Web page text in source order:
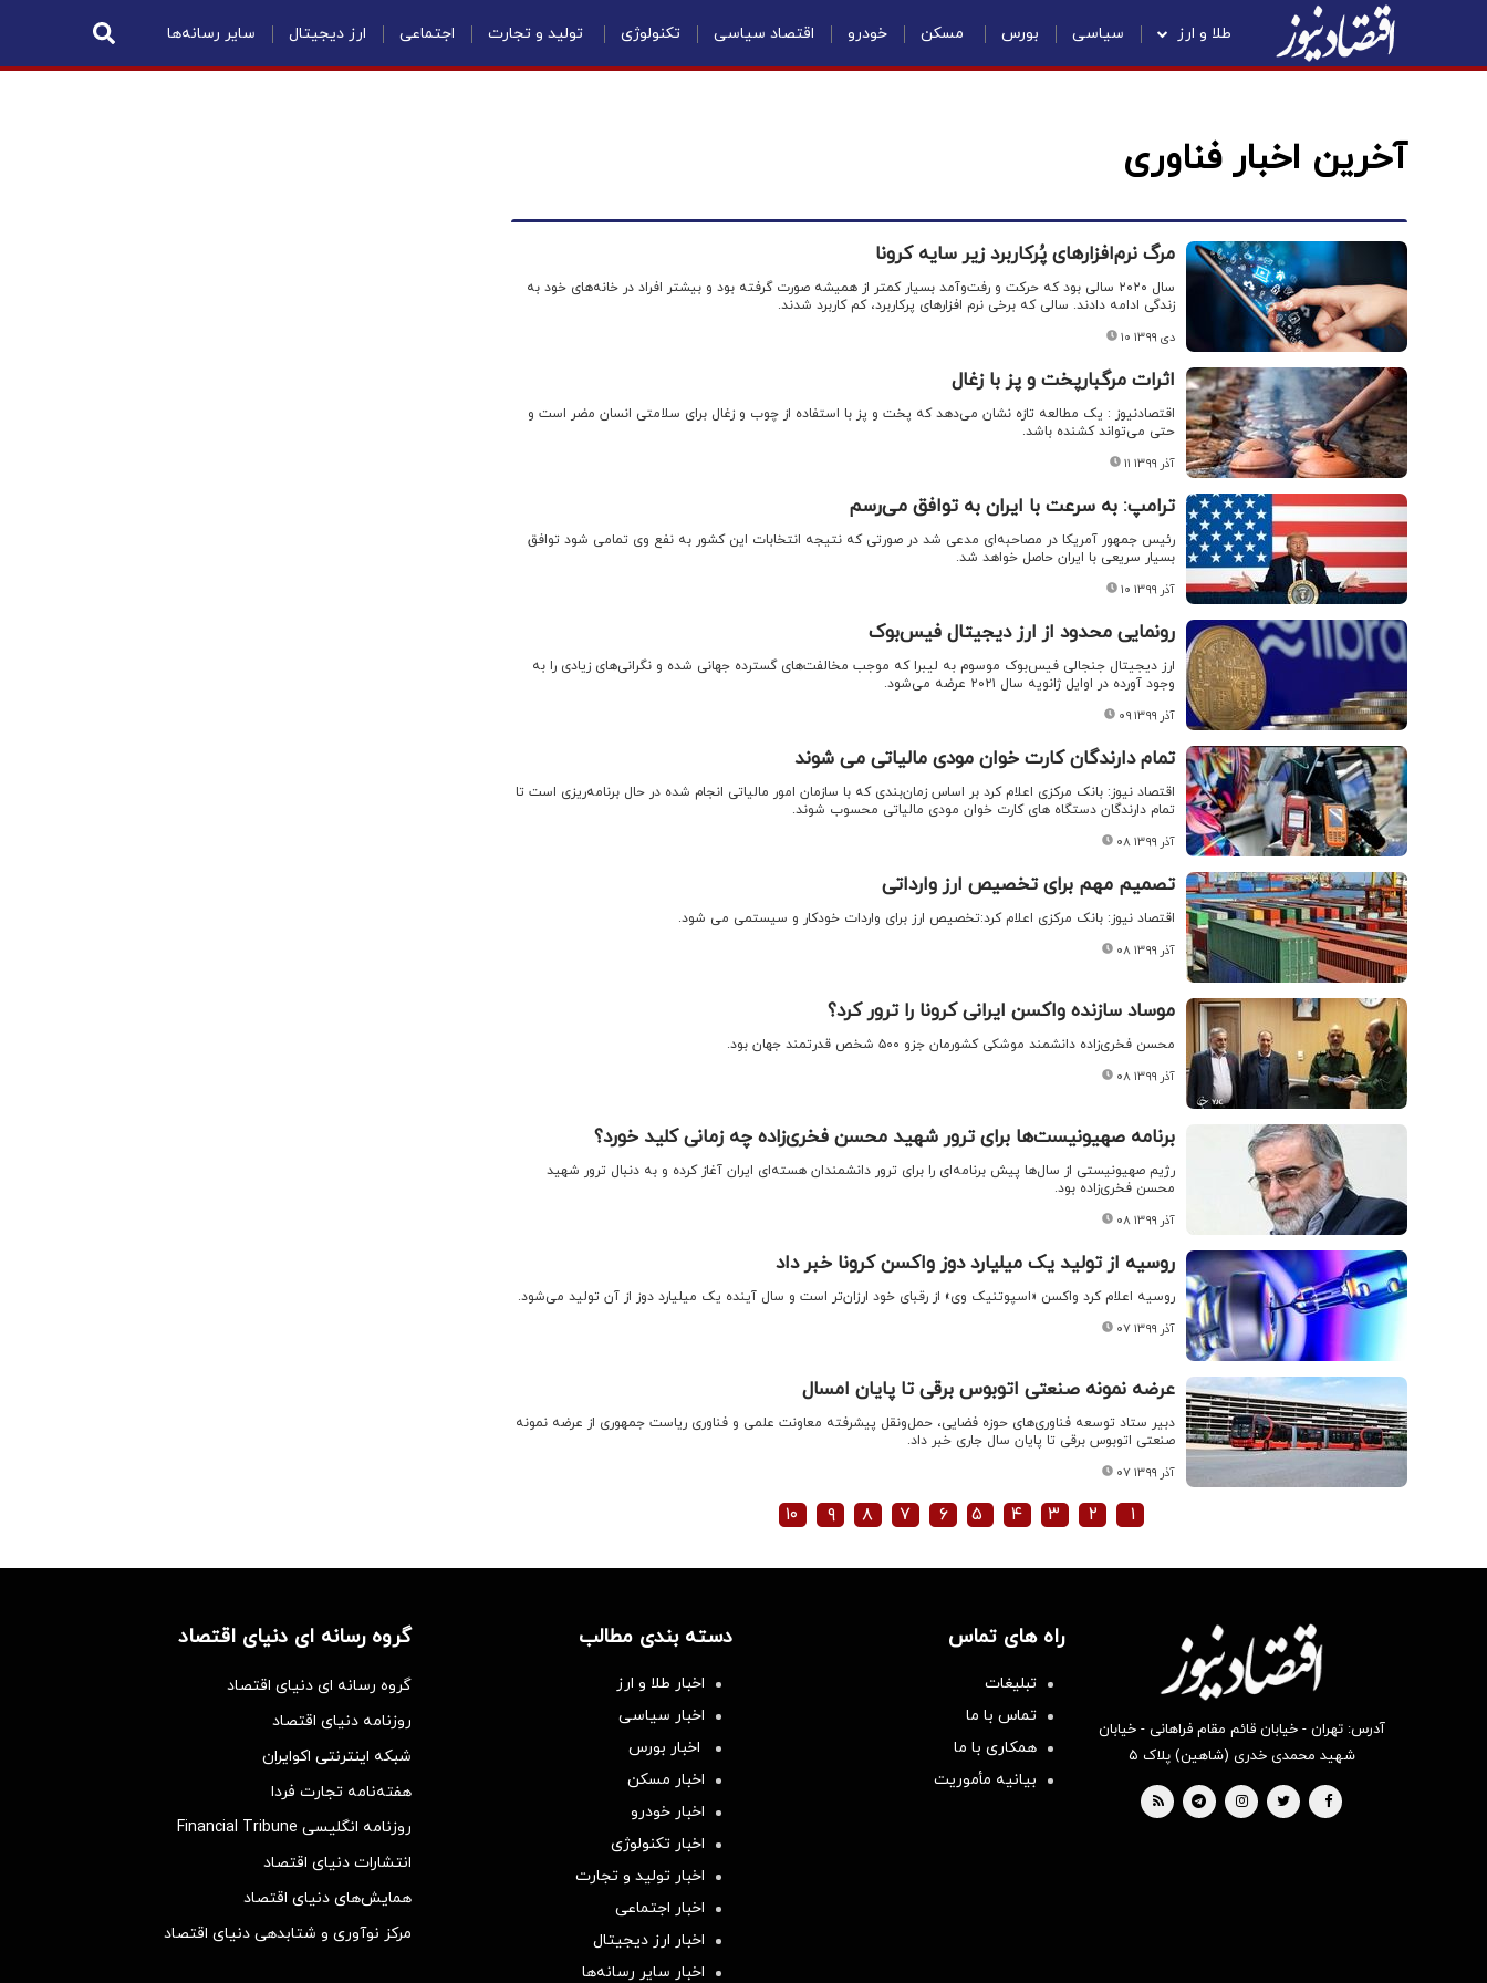
طلا و ارز سیاسی بورس مسکن خودرو اقتصاد سیاسی تکنولوژی تولید و تجارت اجتماعی ارز دیجیتال سایر رسانه‌ها
آخرین اخبار فناوری
مرگ نرم‌افزارهای پُرکاربرد زیر سایه کرونا
سال ۲۰۲۰ سالی بود که حرکت و رفت‌و‌آمد بسیار کمتر از همیشه صورت گرفته بود و بیشتر افراد در خانه‌های خود به
زندگی ادامه دادند. سالی که برخی نرم افزارهای پرکاربرد، کم کاربرد شدند.
۱۰ دی ۱۳۹۹
اثرات مرگبارپخت و پز با زغال
اقتصادنیوز : یک مطالعه تازه نشان می‌دهد که پخت و پز با استفاده از چوب و زغال برای سلامتی انسان مضر است و
حتی می‌تواند کشنده باشد.
۱۱ آذر ۱۳۹۹
ترامپ: به سرعت با ایران به توافق می‌رسم
رئیس جمهور آمریکا در مصاحبه‌ای مدعی شد در صورتی که نتیجه انتخابات این کشور به نفع وی تمامی شود توافق
بسیار سریعی با ایران حاصل خواهد شد.
۱۰ آذر ۱۳۹۹
رونمایی محدود از ارز دیجیتال فیس‌بوک
ارز دیجیتال جنجالی فیس‌بوک موسوم به لیبرا که موجب مخالفت‌های گسترده جهانی شده و نگرانی‌های زیادی را به
وجود آورده در اوایل ژانویه سال ۲۰۲۱ عرضه می‌شود.
۰۹ آذر ۱۳۹۹
تمام دارندگان کارت خوان مودی مالیاتی می شوند
اقتصاد نیوز: بانک مرکزی اعلام کرد بر اساس زمان‌بندی که با سازمان امور مالیاتی انجام شده در حال برنامه‌ریزی است تا
تمام دارندگان دستگاه های کارت خوان مودی مالیاتی محسوب شوند.
۰۸ آذر ۱۳۹۹
تصمیم مهم برای تخصیص ارز وارداتی
اقتصاد نیوز: بانک مرکزی اعلام کرد:تخصیص ارز برای واردات خودکار و سیستمی می شود.
۰۸ آذر ۱۳۹۹
موساد سازنده واکسن ایرانی کرونا را ترور کرد؟
محسن فخری‌زاده دانشمند موشکی کشورمان جزو ۵۰۰ شخص قدرتمند جهان بود.
۰۸ آذر ۱۳۹۹
برنامه صهیونیست‌ها برای ترور شهید محسن فخری‌زاده چه زمانی کلید خورد؟
رژیم صهیونیستی از سال‌ها پیش برنامه‌ای را برای ترور دانشمندان هسته‌ای ایران آغاز کرده و به دنبال ترور شهید
محسن فخری‌زاده بود.
۰۸ آذر ۱۳۹۹
روسیه از تولید یک میلیارد دوز واکسن کرونا خبر داد
روسیه اعلام کرد واکسن «اسپوتنیک وی» از رقبای خود ارزان‌تر است و سال آینده یک میلیارد دوز از آن تولید می‌شود.
۰۷ آذر ۱۳۹۹
عرضه نمونه صنعتی اتوبوس برقی تا پایان امسال
دبیر ستاد توسعه فناوری‌های حوزه فضایی، حمل‌ونقل پیشرفته معاونت علمی و فناوری ریاست جمهوری از عرضه نمونه
صنعتی اتوبوس برقی تا پایان سال جاری خبر داد.
۰۷ آذر ۱۳۹۹
۱ ۲ ۳ ۴ ۵ ۶ ۷ ۸ ۹ ۱۰
آدرس: تهران - خیابان قائم مقام فراهانی - خیابان
شهید محمدی خدری (شاهین) پلاک ۵
راه های تماس
تبلیغات
تماس با ما
همکاری با ما
بیانیه مأموریت
دسته بندی مطالب
اخبار طلا و ارز
اخبار سیاسی
اخبار بورس
اخبار مسکن
اخبار خودرو
اخبار تکنولوژی
اخبار تولید و تجارت
اخبار اجتماعی
اخبار ارز دیجیتال
اخبار سایر رسانه‌‌ها
گروه رسانه ای دنیای اقتصاد
گروه رسانه ای دنیای اقتصاد
روزنامه دنیای اقتصاد
شبکه اینترنتی اکوایران
هفته‌نامه تجارت فردا
روزنامه انگلیسی Financial Tribune
انتشارات دنیای اقتصاد
همایش‌های دنیای اقتصاد
مرکز نوآوری و شتابدهی دنیای اقتصاد